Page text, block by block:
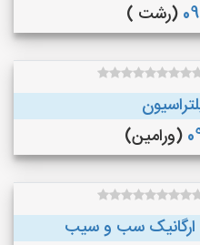
(رشت )
(ورامین)
ارگانیک سب و سیب